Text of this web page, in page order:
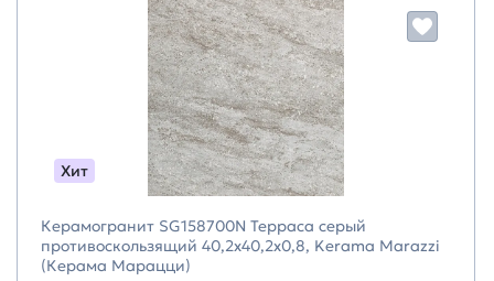
Хит
Керамогранит SG158700N Терраса серый
противоскользящий 40,2x40,2x0,8, Kerama Marazzi
(Керама Марацци)